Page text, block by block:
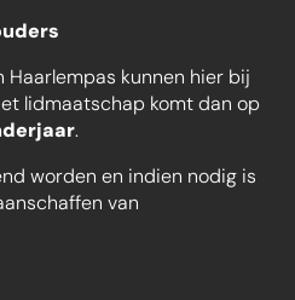
Haarlempas kunnen hier bij
lidmaatschap komt dan op
.
worden en indien nodig is
van